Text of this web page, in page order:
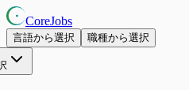
CoreJobs
言語から選択 職種から選択